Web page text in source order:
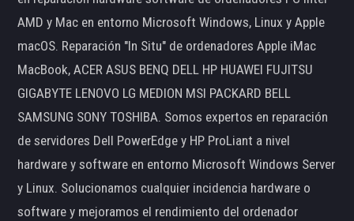
AMD y Mac en entorno Microsoft Windows, Linux y Apple
macOS. Reparación "In Situ" de ordenadores Apple iMac
MacBook, ACER ASUS BENQ DELL HP HUAWEI FUJITSU
GIGABYTE LENOVO LG MEDION MSI PACKARD BELL
SAMSUNG SONY TOSHIBA. Somos expertos en reparación
de servidores Dell PowerEdge y HP ProLiant a nivel
hardware y software en entorno Microsoft Windows Server
y Linux. Solucionamos cualquier incidencia hardware o
software y mejoramos el rendimiento del ordenador